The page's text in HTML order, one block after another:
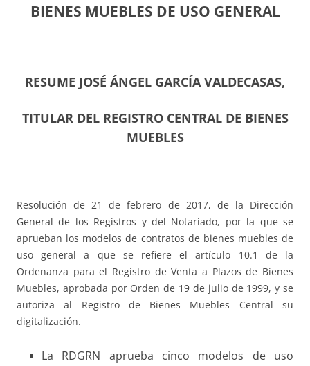
BIENES MUEBLES DE USO GENERAL
RESUME JOSÉ ÁNGEL GARCÍA VALDECASAS,
TITULAR DEL REGISTRO CENTRAL DE BIENES
MUEBLES
Resolución de 21 de febrero de 2017, de la Dirección
General de los Registros y del Notariado, por la que se
aprueban los modelos de contratos de bienes muebles de
uso general a que se refiere el artículo 10.1 de la
Ordenanza para el Registro de Venta a Plazos de Bienes
Muebles, aprobada por Orden de 19 de julio de 1999, y se
autoriza al Registro de Bienes Muebles Central su
digitalización.
La RDGRN aprueba cinco modelos de uso